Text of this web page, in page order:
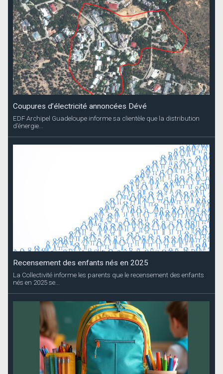
Coupures d’électricité annoncées Dévé
EDF Archipel Guadeloupe informe sa clientèle que la distribution
d’énergie...
Recensement des enfants nés en 2025
La Collectivité informe les parents que le recensement des enfants
nés en 2025 se...